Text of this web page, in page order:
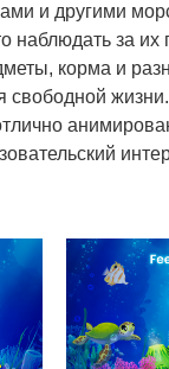
и другими
наблюдать за
корма и